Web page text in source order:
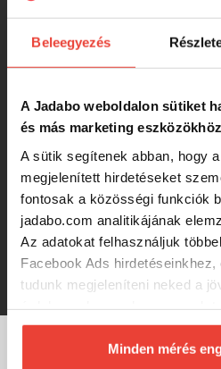
Beleegyezés
A Jadabo weboldalon sütiket
és más marketing
A sütik segítenek abban, hogy
megjelenített hirdetéseket
fontosak a közösségi funkciók
jadabo.com analitikájának
Az adatokat felhasználjuk
Facebook Ads
tudunk megjeleníteni neked a
biztosításához arra kérünk,
számunkra minden mérés
Minden mérés
6 990 Ft
DAM QUICK
5 600 Ft
Daiwa
4 990 Ft